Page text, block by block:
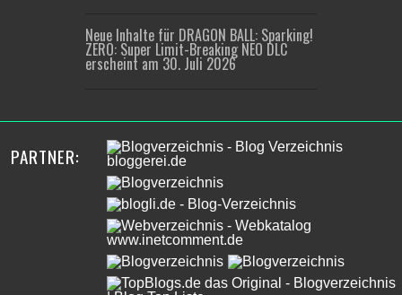
Neue Inhalte für DRAGON BALL: Sparking!
ZERO: Super Limit-Breaking NEO DLC
erscheint am 30. Juli 2026
PARTNER: